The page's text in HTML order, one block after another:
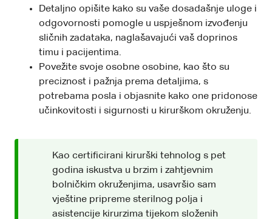
Detaljno opišite kako su vaše dosadašnje uloge i
odgovornosti pomogle u uspješnom izvođenju
sličnih zadataka, naglašavajući vaš doprinos
timu i pacijentima.
Povežite svoje osobne osobine, kao što su
preciznost i pažnja prema detaljima, s
potrebama posla i objasnite kako one pridonose
učinkovitosti i sigurnosti u kirurškom okruženju.
Kao certificirani kirurški tehnolog s pet
godina iskustva u brzim i zahtjevnim
bolničkim okruženjima, usavršio sam
vještine pripreme sterilnog polja i
asistencije kirurzima tijekom složenih